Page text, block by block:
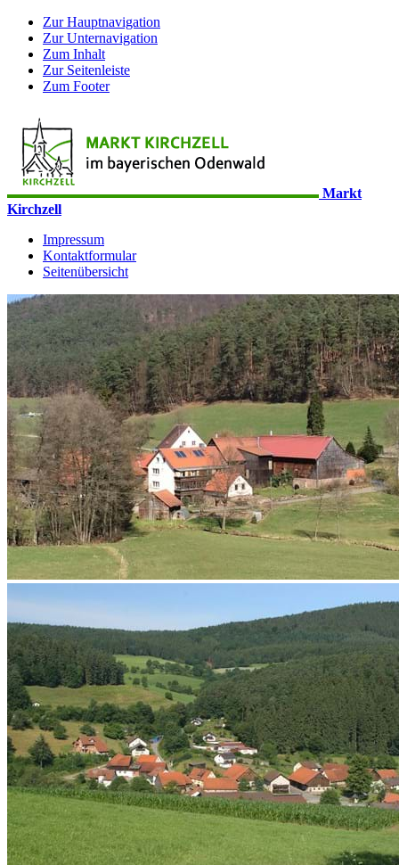
Zur Hauptnavigation
Zur Unternavigation
Zum Inhalt
Zur Seitenleiste
Zum Footer
Markt
Kirchzell
Impressum
Kontaktformular
Seitenübersicht